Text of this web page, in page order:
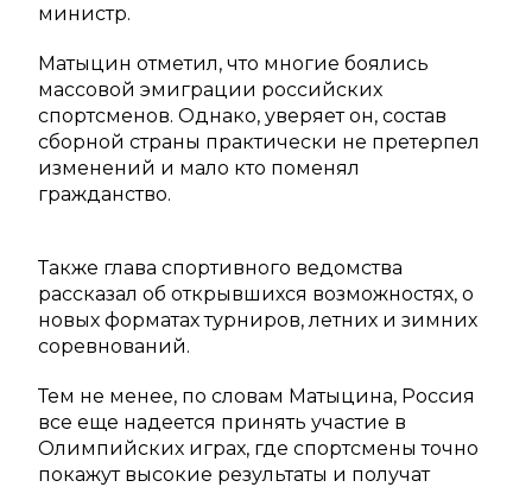
министр.
Матыцин отметил, что многие боялись
массовой эмиграции российских
спортсменов. Однако, уверяет он, состав
сборной страны практически не претерпел
изменений и мало кто поменял
гражданство.
Также глава спортивного ведомства
рассказал об открывшихся возможностях, о
новых форматах турниров, летних и зимних
соревнований.
Тем не менее, по словам Матыцина, Россия
все еще надеется принять участие в
Олимпийских играх, где спортсмены точно
покажут высокие результаты и получат